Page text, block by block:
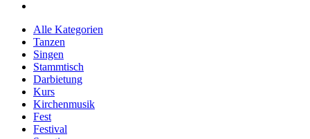
Alle Kategorien
Tanzen
Singen
Stammtisch
Darbietung
Kurs
Kirchenmusik
Fest
Festival